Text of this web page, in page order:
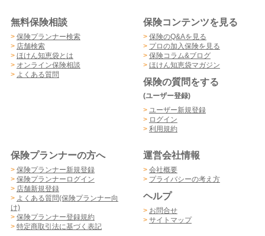
無料保険相談
> 保険プランナー検索
> 店舗検索
> ほけん知恵袋とは
> オンライン保険相談
> よくある質問
保険コンテンツを見る
> 保険のQ&Aを見る
> プロの加入保険を見る
> 保険コラム&ブログ
> ほけん知恵袋マガジン
保険の質問をする
(ユーザー登録)
> ユーザー新規登録
> ログイン
> 利用規約
保険プランナーの方へ
> 保険プランナー新規登録
> 保険プランナーログイン
> 店舗新規登録
> よくある質問(保険プランナー向
け)
> 保険プランナー登録規約
> 特定商取引法に基づく表記
運営会社情報
> 会社概要
> プライバシーの考え方
ヘルプ
> お問合せ
> サイトマップ